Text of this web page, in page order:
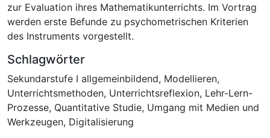
zur Evaluation ihres Mathematikunterrichts. Im Vortrag
werden erste Befunde zu psychometrischen Kriterien
des Instruments vorgestellt.
Schlagwörter
Sekundarstufe I allgemeinbildend, Modellieren,
Unterrichtsmethoden, Unterrichtsreflexion, Lehr-Lern-
Prozesse, Quantitative Studie, Umgang mit Medien und
Werkzeugen, Digitalisierung